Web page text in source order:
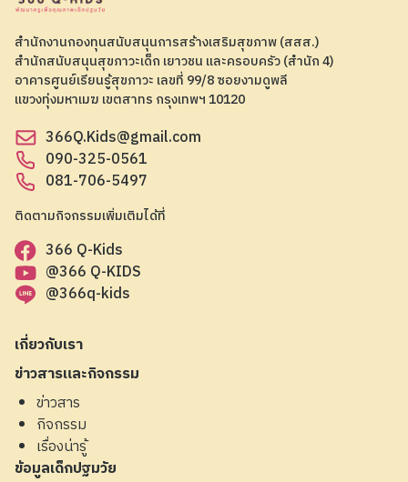
สำนักงานกองทุนสนับสนุนการสร้างเสริมสุขภาพ (สสส.)
สำนักสนับสนุนสุขภาวะเด็ก เยาวชน และครอบครัว (สำนัก 4)
อาคารศูนย์เรียนรู้สุขภาวะ เลขที่ 99/8 ซอยงามดูพลี
แขวงทุ่งมหาเมฆ เขตสาทร กรุงเทพฯ 10120
366Q.Kids@gmail.com
090-325-0561
081-706-5497
เกี่ยวกับเรา
ข่าวสารและกิจกรรม
ข่าวสาร
กิจกรรม
เรื่องน่ารู้
ข้อมูลเด็กปฐมวัย
ติดตามกิจกรรมเพิ่มเติมได้ที่
366 Q-Kids
@366 Q-KIDS
@366q-kids